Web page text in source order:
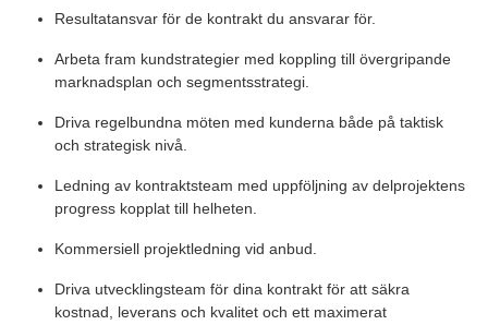
Resultatansvar för de kontrakt du ansvarar för.
Arbeta fram kundstrategier med koppling till övergripande
marknadsplan och segmentsstrategi.
Driva regelbundna möten med kunderna både på taktisk
och strategisk nivå.
Ledning av kontraktsteam med uppföljning av delprojektens
progress kopplat till helheten.
Kommersiell projektledning vid anbud.
Driva utvecklingsteam för dina kontrakt för att säkra
kostnad, leverans och kvalitet och ett maximerat